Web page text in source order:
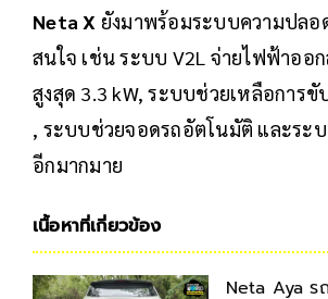
Neta X ยังมาพร้อมระบบความปล
สนใจ เช่น ระบบ V2L จ่ายไฟฟ้าออ
สูงสุด 3.3 kW, ระบบช่วยเหลือการขั
, ระบบช่วยจอดรถอัตโนมัติ และระ
อีกมากมาย
เนื้อหาที่เกี่ยวข้อง
Neta Aya ร